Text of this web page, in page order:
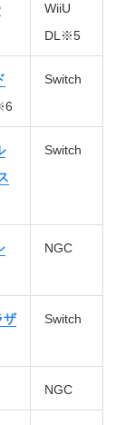
WiiU
DL※5
Switch
Switch
NGC
ザ
Switch
NGC